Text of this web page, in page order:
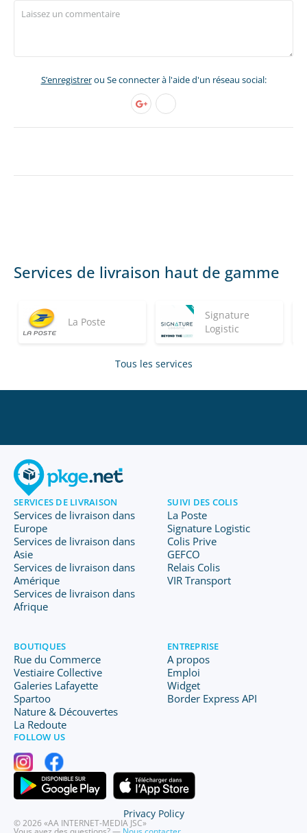
S’enregistrerou Se connecter à l'aide d'un réseau social:
Services de livraison haut de gamme
La Poste
Signature
Logistic
Tous les services
SERVICES DE LIVRAISON
Services de livraison dans
Europe
Services de livraison dans
Asie
Services de livraison dans
Amérique
Services de livraison dans
Afrique
SUIVI DES COLIS
La Poste
Signature Logistic
Colis Prive
GEFCO
Relais Colis
VIR Transport
BOUTIQUES
Rue du Commerce
Vestiaire Collective
Galeries Lafayette
Spartoo
Nature & Découvertes
La Redoute
ENTREPRISE
A propos
Emploi
Widget
Border Express API
FOLLOW US
© 2026 «AA INTERNET-MEDIA JSC»
Privacy Policy